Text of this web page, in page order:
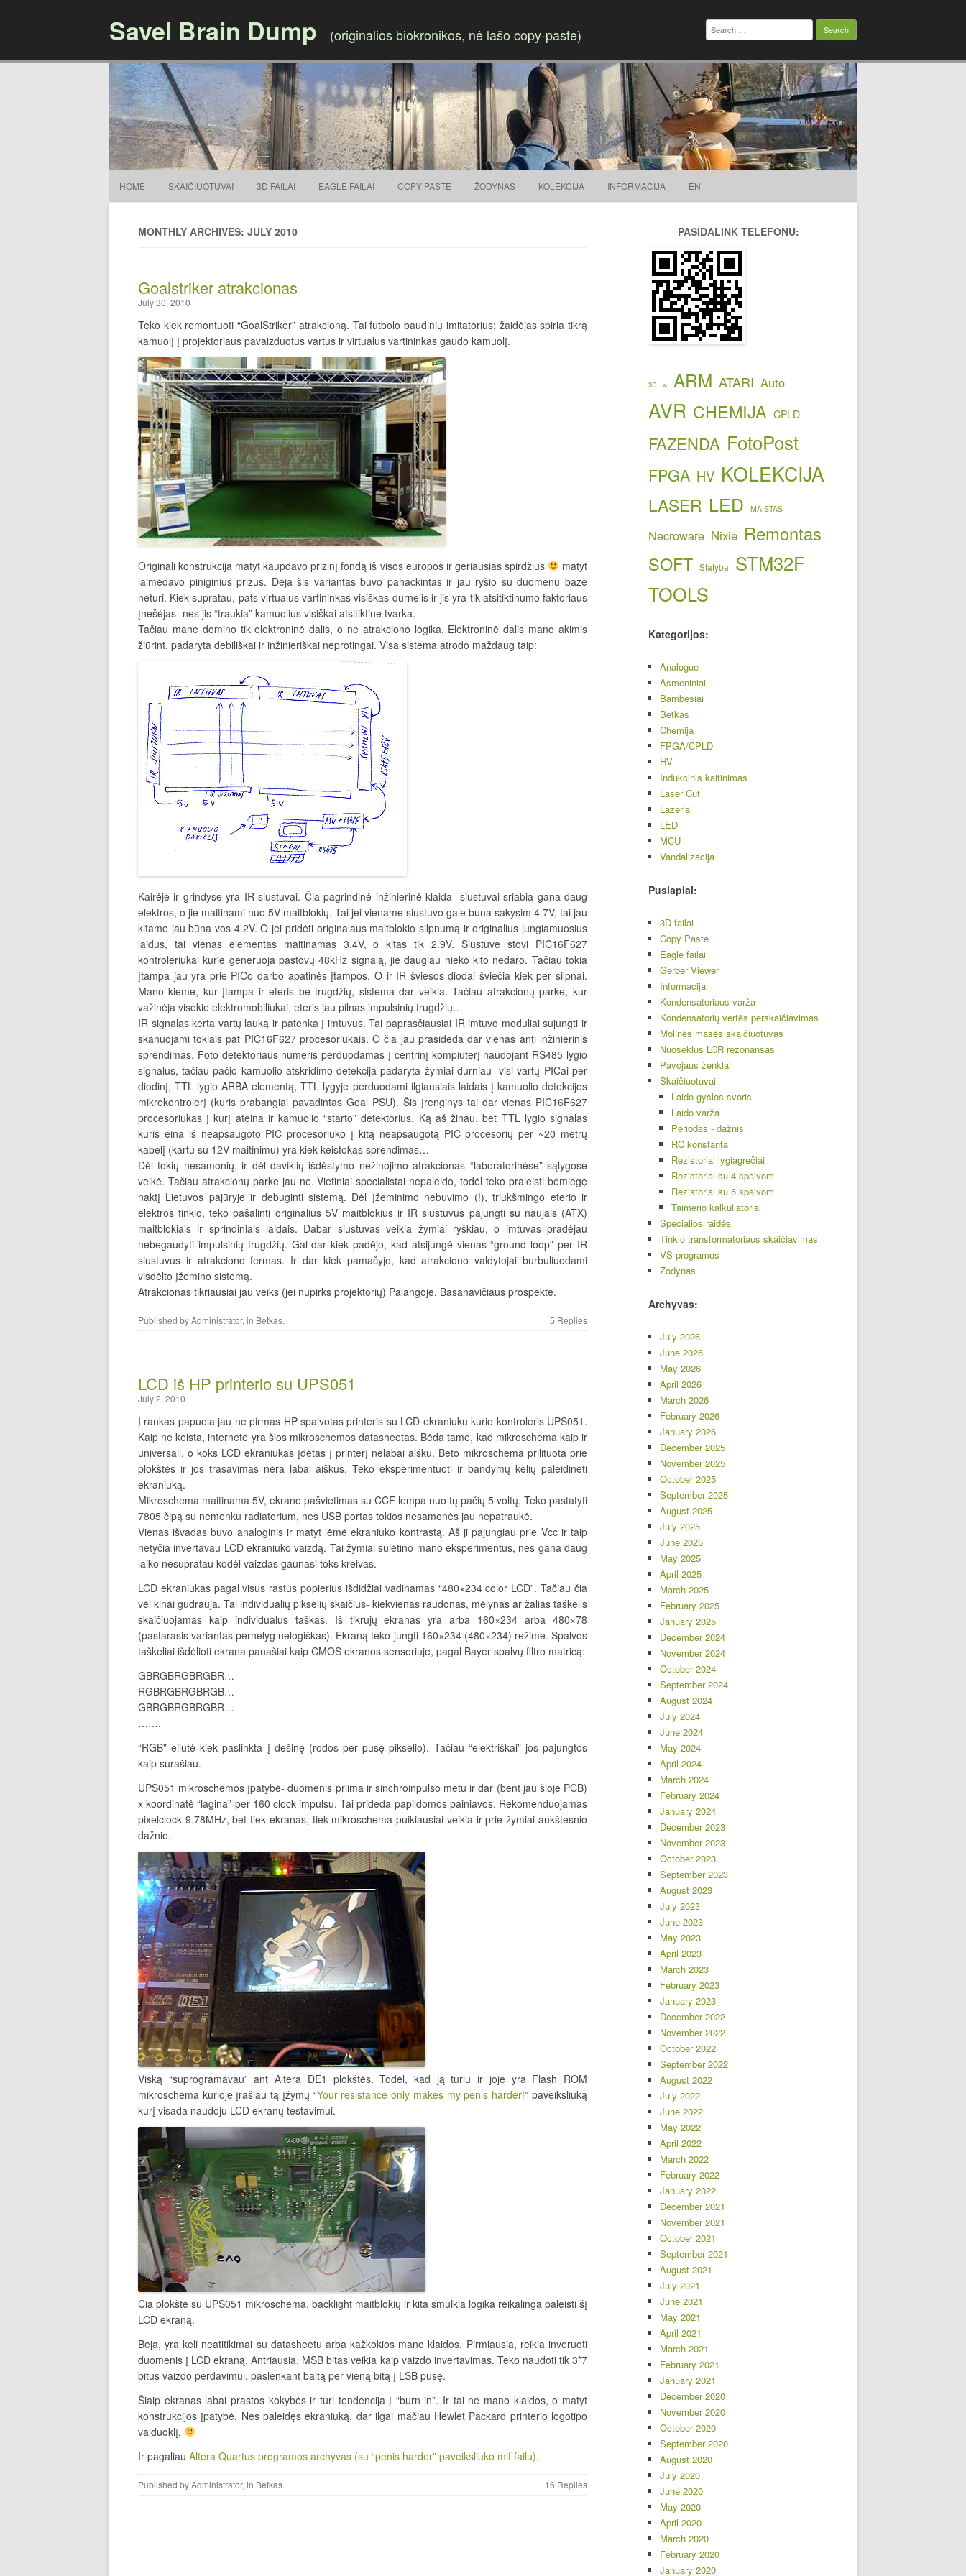
Savel Brain Dump (originalios biokronikos, nė lašo copy-paste)
Search
for:
HOME SKAIČIUOTUVAI 3D FAILAI EAGLE FAILAI COPY PASTE ŽODYNAS KOLEKCIJA INFORMACIJA EN
MONTHLY ARCHIVES: JULY 2010
Goalstriker atrakcionas
July 30, 2010
Teko kiek remontuoti “GoalStriker” atrakcioną. Tai futbolo baudinių imitatorius: žaidėjas spiria tikrą
kamuolį į projektoriaus pavaizduotus vartus ir virtualus vartininkas gaudo kamuolį.
Originali konstrukcija matyt kaupdavo prizinį fondą iš visos europos ir geriausias spirdžius
matyt
laimėdavo piniginius prizus. Deja šis variantas buvo pahackintas ir jau ryšio su duomenu baze
neturi. Kiek supratau, pats virtualus vartininkas visiškas durnelis ir jis yra tik atsitiktinumo faktoriaus
įnešėjas- nes jis “traukia” kamuolius visiškai atsitiktine tvarka.
Tačiau mane domino tik elektroninė dalis, o ne atrakciono logika. Elektroninė dalis mano akimis
žiūrint, padaryta debiliškai ir inžinieriškai neprotingai. Visa sistema atrodo maždaug taip:
Kairėje ir grindyse yra IR siustuvai. Čia pagrindinė inžinierinė klaida- siustuvai sriabia gana daug
elektros, o jie maitinami nuo 5V maitblokių. Tai jei viename siustuvo gale buna sakysim 4.7V, tai jau
kitame jau būna vos 4.2V. O jei pridėti originalaus maitblokio silpnumą ir originalius jungiamuosius
laidus, tai vienas elementas maitinamas 3.4V, o kitas tik 2.9V. Siustuve stovi PIC16F627
kontroleriukai kurie generuoja pastovų 48kHz signalą, jie daugiau nieko kito nedaro. Tačiau tokia
įtampa jau yra prie PICo darbo apatinės įtampos. O ir IR šviesos diodai šviečia kiek per silpnai.
Mano kieme, kur įtampa ir eteris be trugdžių, sistema dar veikia. Tačiau atrakcionų parke, kur
važinėja visokie elektromobiliukai, eteris jau pilnas impulsinių trugdžių…
IR signalas kerta vartų lauką ir patenka į imtuvus. Tai paprasčiausiai IR imtuvo moduliai sujungti ir
skanuojami tokiais pat PIC16F627 procesoriukais. O čia jau prasideda dar vienas anti inžinierinis
sprendimas. Foto detektoriaus numeris perduodamas į centrinį kompiuterį naudojant RS485 lygio
signalus, tačiau pačio kamuolio atskridimo detekcija padaryta žymiai durniau- visi vartų PICai per
diodinį, TTL lygio ARBA elementą, TTL lygyje perduodami ilgiausiais laidais į kamuolio detekcijos
mikrokontrolerį (kuris prabangiai pavadintas Goal PSU). Šis įrenginys tai dar vienas PIC16F627
procesoriukas į kurį ateina ir kamuolio “starto” detektorius. Ką aš žinau, bet TTL lygio signalas
kuris eina iš neapsaugoto PIC procesoriuko į kitą neapsaugotą PIC procesorių per ~20 metrų
kabelį (kartu su 12V maitinimu) yra kiek keistokas sprendimas…
Dėl tokių nesamonių, ir dėl daviklių išdėstymo nežinojimo atrakcionas “laboratorinėse” sąlygose
veikė. Tačiau atrakcionų parke jau ne. Vietiniai specialistai nepaleido, todėl teko praleisti bemiegę
naktį Lietuvos pajūryje ir debuginti sistemą. Dėl įžeminimo nebuvimo (!), triukšmingo eterio ir
elektros tinklo, teko pašalinti originalius 5V maitblokius ir IR siustuvus pajungti su naujais (ATX)
maitblokiais ir sprindiniais laidais. Dabar siustuvas veikia žymiai ryškiau, o imtuvas pradėjau
nebegaudyti impulsinių trugdžių. Gal dar kiek padėjo, kad atsijungė vienas “ground loop” per IR
siustuvus ir atrakciono fermas. Ir dar kiek pamačyjo, kad atrakciono valdytojai burbuliuodami
visdėlto įžemino sistemą.
Atrakcionas tikriausiai jau veiks (jei nupirks projektorių) Palangoje, Basanavičiaus prospekte.
Published byAdministrator, in Betkas. 5 Replies
LCD iš HP printerio su UPS051
July 2, 2010
Į rankas papuola jau ne pirmas HP spalvotas printeris su LCD ekraniuku kurio kontroleris UPS051.
Kaip ne keista, internete yra šios mikroschemos datasheetas. Bėda tame, kad mikroschema kaip ir
universali, o koks LCD ekraniukas įdėtas į printerį nelabai aišku. Beto mikroschema prilituota prie
plokštės ir jos trasavimas nėra labai aiškus. Teko eksperimentuoti ir bandymų kelių paleidinėti
ekraniuką.
Mikroschema maitinama 5V, ekrano pašvietimas su CCF lempa nuo tų pačių 5 voltų. Teko pastatyti
7805 čipą su nemenku radiatorium, nes USB portas tokios nesamonės jau nepatraukė.
Vienas išvadas buvo analoginis ir matyt lėmė ekraniuko kontrastą. Aš ji pajungiau prie Vcc ir taip
netyčia invertavau LCD ekraniuko vaizdą. Tai žymiai sulėtino mano eksperimentus, nes gana daug
laiko nesupratau kodėl vaizdas gaunasi toks kreivas.
LCD ekraniukas pagal visus rastus popierius išdidžiai vadinamas “480×234 color LCD”. Tačiau čia
vėl kinai gudrauja. Tai individualių pikselių skaičius- kiekvienas raudonas, mėlynas ar žalias taškelis
skaičiuojamas kaip individualus taškas. Iš tikrujų ekranas yra arba 160×234 arba 480×78
(pastarasis variantas pernelyg nelogiškas). Ekraną teko jungti 160×234 (480×234) režime. Spalvos
taškeliai išdėlioti ekrana panašiai kaip CMOS ekranos sensoriuje, pagal Bayer spalvų filtro matricą:
GBRGBRGBRGBR…
RGBRGBRGBRGB…
GBRGBRGBRGBR…
…….
“RGB” eilutė kiek paslinkta į dešinę (rodos per pusę pikselio). Tačiau “elektriškai” jos pajungtos
kaip surašiau.
UPS051 mikroschemos įpatybė- duomenis priima ir sinchroinpulso metu ir dar (bent jau šioje PCB)
x koordinatė “lagina” per 160 clock impulsu. Tai prideda papildomos painiavos. Rekomenduojamas
pixelclock 9.78MHz, bet tiek ekranas, tiek mikroschema puikiausiai veikia ir prie žymiai aukštesnio
dažnio.
Viską “suprogramavau” ant Altera DE1 plokštės. Todėl, kad ją turiu ir joje yra Flash ROM
mikroschema kurioje įrašiau tą įžymų “Your resistance only makes my penis harder!” paveiksliuką
kurį visada naudoju LCD ekranų testavimui.
Čia plokštė su UPS051 mikroschema, backlight maitblokių ir kita smulkia logika reikalinga paleisti šį
LCD ekraną.
Beja, yra keli neatitikimai su datasheetu arba kažkokios mano klaidos. Pirmiausia, reikia inveruoti
duomenis į LCD ekraną. Antriausia, MSB bitas veikia kaip vaizdo invertavimas. Teko naudoti tik 3*7
bitus vaizdo perdavimui, paslenkant baitą per vieną bitą į LSB pusę.
Šiaip ekranas labai prastos kokybės ir turi tendencija į “burn in”. Ir tai ne mano klaidos, o matyt
konstrukcijos įpatybė. Nes paleidęs ekraniuką, dar ilgai mačiau Hewlet Packard printerio logotipo
vaiduoklį.
Ir pagaliau Altera Quartus programos archyvas (su “penis harder” paveiksliuko mif failu).
Published byAdministrator, in Betkas. 16 Replies
PASIDALINK TELEFONU:
3D AI ARM ATARI Auto
AVR CHEMIJA CPLD
FAZENDA FotoPost
FPGA HV KOLEKCIJA
LASER LED MAISTAS
Necroware Nixie Remontas
SOFT Statyba
STM32F
TOOLS
Kategorijos:
Analogue
Asmeniniai
Bambesiai
Betkas
Chemija
FPGA/CPLD
HV
Indukcinis kaitinimas
Laser Cut
Lazeriai
LED
MCU
Vandalizacija
Puslapiai:
3D failai
Copy Paste
Eagle failai
Gerber Viewer
Informacija
Kondensatoriaus varža
Kondensatorių vertės perskaičiavimas
Molinės masės skaičiuotuvas
Nuoseklus LCR rezonansas
Pavojaus ženklai
Skaičiuotuvai
Laido gyslos svoris
Laido varža
Periodas - dažnis
RC konstanta
Rezistoriai lygiagrečiai
Rezistoriai su 4 spalvom
Rezistoriai su 6 spalvom
Taimerio kalkuliatoriai
Specialios raidės
Tinklo transformatoriaus skaičiavimas
VS programos
Žodynas
Archyvas:
July 2026
June 2026
May 2026
April 2026
March 2026
February 2026
January 2026
December 2025
November 2025
October 2025
September 2025
August 2025
July 2025
June 2025
May 2025
April 2025
March 2025
February 2025
January 2025
December 2024
November 2024
October 2024
September 2024
August 2024
July 2024
June 2024
May 2024
April 2024
March 2024
February 2024
January 2024
December 2023
November 2023
October 2023
September 2023
August 2023
July 2023
June 2023
May 2023
April 2023
March 2023
February 2023
January 2023
December 2022
November 2022
October 2022
September 2022
August 2022
July 2022
June 2022
May 2022
April 2022
March 2022
February 2022
January 2022
December 2021
November 2021
October 2021
September 2021
August 2021
July 2021
June 2021
May 2021
April 2021
March 2021
February 2021
January 2021
December 2020
November 2020
October 2020
September 2020
August 2020
July 2020
June 2020
May 2020
April 2020
March 2020
February 2020
January 2020